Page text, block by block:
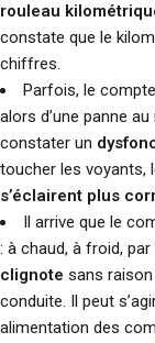
rouleau
constate que le
chiffres.
Parfois, le
alors d’une panne
constater un
toucher les voyants,
s’éclairent plus
Il arrive que le
: à chaud, à froid,
clignote sans
conduite. Il peut
alimentation des